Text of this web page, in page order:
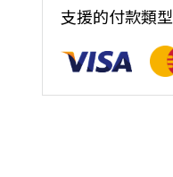
支援的付款類型